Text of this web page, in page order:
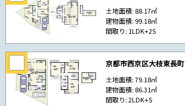
土地面積: 88.17㎡
建物面積: 99.18㎡
間取り: 1LDK+2S
京都市西京区大枝東長町
土地面積: 79.18㎡
建物面積: 86.31㎡
間取り: 2LDK+S